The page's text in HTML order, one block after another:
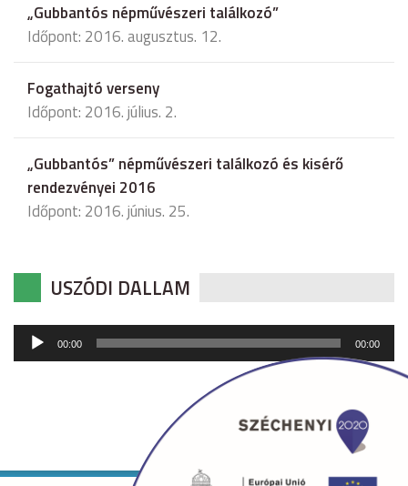
„Gubbantós népművészeri találkozó”
Időpont: 2016. augusztus. 12.
Fogathajtó verseny
Időpont: 2016. július. 2.
„Gubbantós” népművészeri találkozó és kisérő
rendezvényei 2016
Időpont: 2016. június. 25.
USZÓDI DALLAM
Audió
lejátszó
00:00 00:00